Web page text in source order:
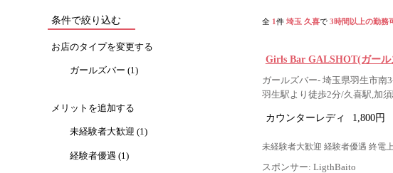
条件で絞り込む
お店のタイプを変更する
ガールズバー (1)
メリットを追加する
未経験者大歓迎 (1)
経験者優遇 (1)
全 1件 埼玉 久喜で 3時間以上の勤務
Girls Bar GALSHOT(ガー
ガールズバー- 埼玉県羽生市南
羽生駅より徒歩2分/久喜駅,加
カウンターレディ 1,800円
未経験者大歓迎 経験者優遇 終電
スポンサー: LigthBaito